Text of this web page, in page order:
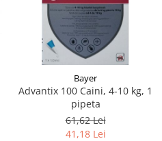
Bayer
Advantix 100 Caini, 4-10 kg, 1
pipeta
61,62 Lei
41,18 Lei